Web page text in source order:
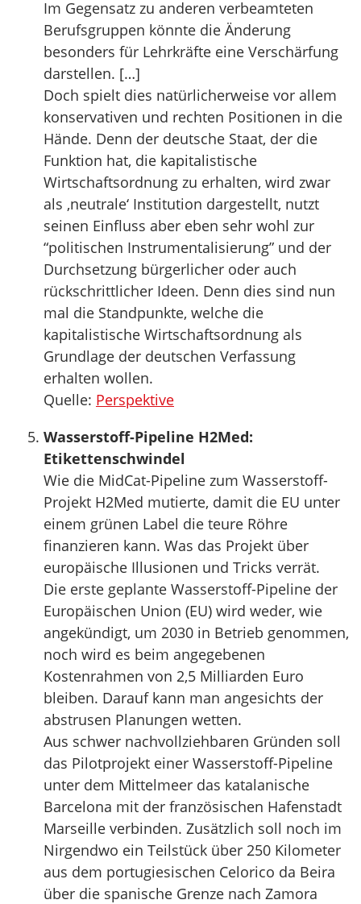
Im Gegensatz zu anderen verbeamteten
Berufsgruppen könnte die Änderung
besonders für Lehrkräfte eine Verschärfung
darstellen. […]
Doch spielt dies natürlicherweise vor allem
konservativen und rechten Positionen in die
Hände. Denn der deutsche Staat, der die
Funktion hat, die kapitalistische
Wirtschaftsordnung zu erhalten, wird zwar
als ‚neutrale‘ Institution dargestellt, nutzt
seinen Einfluss aber eben sehr wohl zur
“politischen Instrumentalisierung” und der
Durchsetzung bürgerlicher oder auch
rückschrittlicher Ideen. Denn dies sind nun
mal die Standpunkte, welche die
kapitalistische Wirtschaftsordnung als
Grundlage der deutschen Verfassung
erhalten wollen.
Quelle: Perspektive
Wasserstoff-Pipeline H2Med:
Etikettenschwindel
Wie die MidCat-Pipeline zum Wasserstoff-
Projekt H2Med mutierte, damit die EU unter
einem grünen Label die teure Röhre
finanzieren kann. Was das Projekt über
europäische Illusionen und Tricks verrät.
Die erste geplante Wasserstoff-Pipeline der
Europäischen Union (EU) wird weder, wie
angekündigt, um 2030 in Betrieb genommen,
noch wird es beim angegebenen
Kostenrahmen von 2,5 Milliarden Euro
bleiben. Darauf kann man angesichts der
abstrusen Planungen wetten.
Aus schwer nachvollziehbaren Gründen soll
das Pilotprojekt einer Wasserstoff-Pipeline
unter dem Mittelmeer das katalanische
Barcelona mit der französischen Hafenstadt
Marseille verbinden. Zusätzlich soll noch im
Nirgendwo ein Teilstück über 250 Kilometer
aus dem portugiesischen Celorico da Beira
über die spanische Grenze nach Zamora